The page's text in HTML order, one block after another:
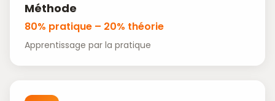
Méthode
80% pratique – 20% théorie
Apprentissage par la pratique